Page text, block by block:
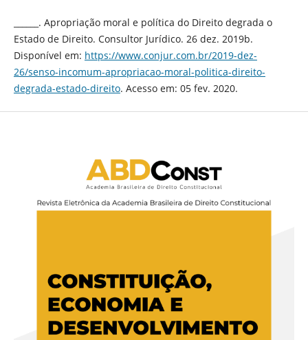
______. Apropriação moral e política do Direito degrada o
Estado de Direito. Consultor Jurídico. 26 dez. 2019b.
Disponível em: https://www.conjur.com.br/2019-dez-
26/senso-incomum-apropriacao-moral-politica-direito-
degrada-estado-direito. Acesso em: 05 fev. 2020.